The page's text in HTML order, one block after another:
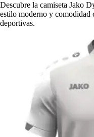
Descubre la camiseta Jako
estilo moderno y comodidad
deportivas.